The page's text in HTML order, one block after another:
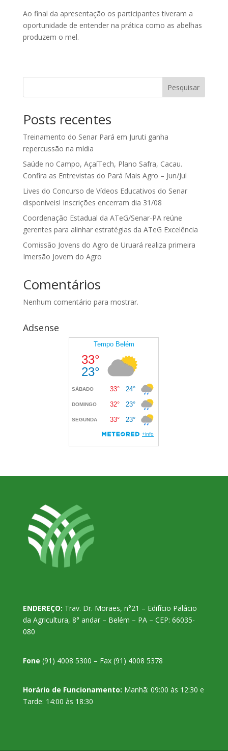
Ao final da apresentação os participantes tiveram a
oportunidade de entender na prática como as abelhas
produzem o mel.
Pesquisar
Posts recentes
Treinamento do Senar Pará em Juruti ganha
repercussão na mídia
Saúde no Campo, AçaíTech, Plano Safra, Cacau.
Confira as Entrevistas do Pará Mais Agro – Jun/Jul
Lives do Concurso de Vídeos Educativos do Senar
disponíveis! Inscrições encerram dia 31/08
Coordenação Estadual da ATeG/Senar-PA reúne
gerentes para alinhar estratégias da ATeG Excelência
Comissão Jovens do Agro de Uruará realiza primeira
Imersão Jovem do Agro
Comentários
Nenhum comentário para mostrar.
Adsense
ENDEREÇO: Trav. Dr. Moraes, n°21 – Edifício Palácio
da Agricultura, 8° andar – Belém – PA – CEP: 66035-
080
Fone (91) 4008 5300 – Fax (91) 4008 5378
Horário de Funcionamento: Manhã: 09:00 às 12:30 e
Tarde: 14:00 às 18:30